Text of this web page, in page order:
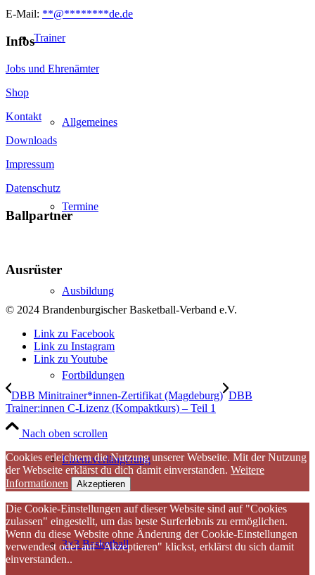
Trainer
Allgemeines
Termine
Ausbildung
Fortbildungen
Lizenzverlängerung
3×3 Basketball
E-Mail: **@********de.de
Infos
Jobs und Ehrenämter
Shop
Kontakt
Downloads
Impressum
Datenschutz
Ballpartner
Ausrüster
© 2024 Brandenburgischer Basketball-Verband e.V.
Link zu Facebook
Link zu Instagram
Link zu Youtube
DBB Minitrainer*innen-Zertifikat (Magdeburg) DBB
Trainer:innen C-Lizenz (Kompaktkurs) – Teil 1
Nach oben scrollen
Cookies erleichtern die Nutzung unserer Webseite. Mit der Nutzung
der Webseite erklärst du dich damit einverstanden. Weitere
Informationen
Akzeptieren
Die Cookie-Einstellungen auf dieser Website sind auf "Cookies
zulassen" eingestellt, um das beste Surferlebnis zu ermöglichen.
Wenn du diese Website ohne Änderung der Cookie-Einstellungen
verwendest oder auf "Akzeptieren" klickst, erklärst du sich damit
einverstanden..